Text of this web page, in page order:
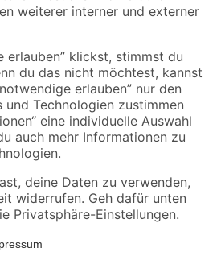
MwSt.. Die dargestellten Angebote sind unter
Die angegebenen Verfügbarkeiten beziehen
gilt nicht für Artikel mit Speditionsversand, hier